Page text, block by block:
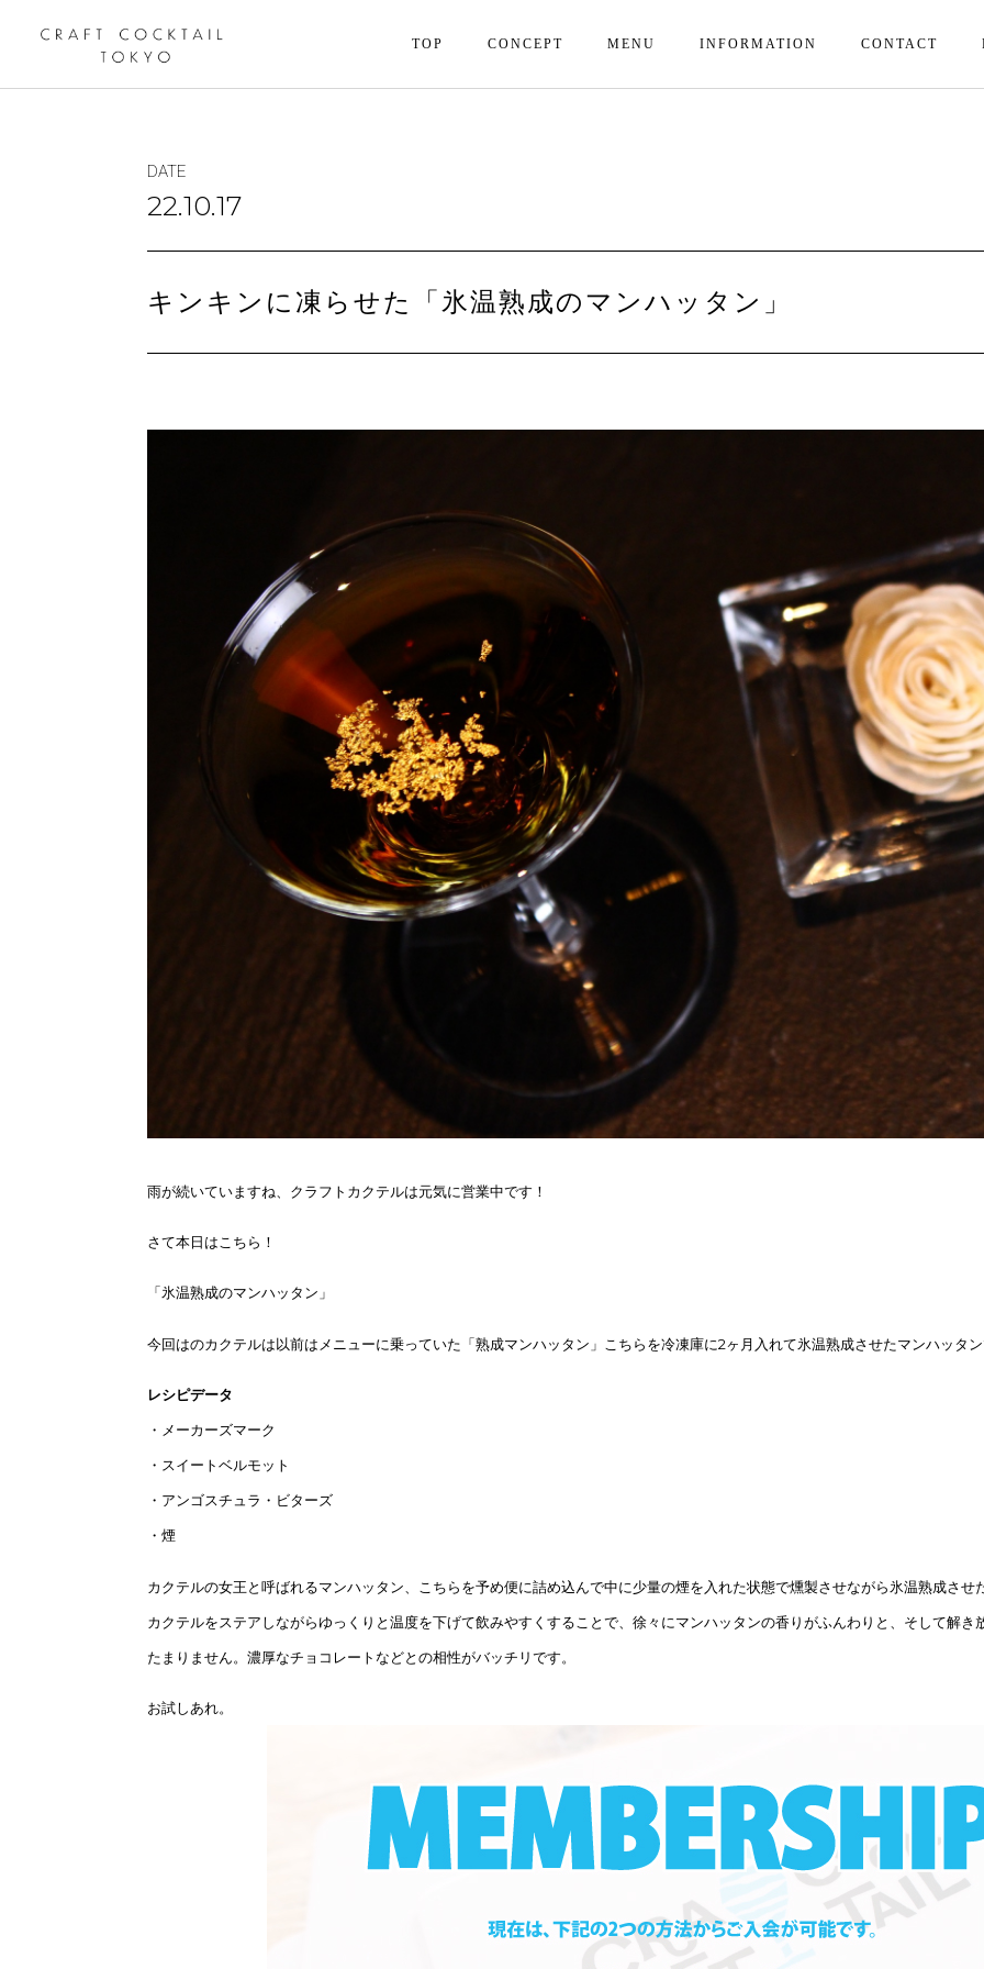
TOP CONCEPT MENU INFORMATION CONTACT
DATE
22.10.17
キンキンに凍らせた「氷温熟成のマンハッタン」
雨が続いていますね、クラフトカクテルは元気に営業中です！
さて本日はこちら！
「氷温熟成のマンハッタン」
今回はのカクテルは以前はメニューに乗っていた「熟成マンハッタン」こちらを冷凍庫に2ヶ月入れて氷温熟成させたマンハッタ
レシピデータ
・メーカーズマーク
・スイートベルモット
・アンゴスチュラ・ビターズ
・煙
カクテルの女王と呼ばれるマンハッタン、こちらを予め便に詰め込んで中に少量の煙を入れた状態で燻製させながら氷温熟成させ
カクテルをステアしながらゆっくりと温度を下げて飲みやすくすることで、徐々にマンハッタンの香りがふんわりと、そして解き
たまりません。濃厚なチョコレートなどとの相性がバッチリです。
お試しあれ。